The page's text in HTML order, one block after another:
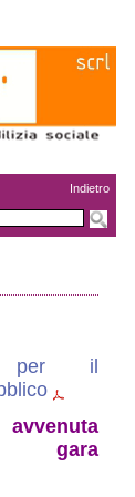
Indietro
per il
gara